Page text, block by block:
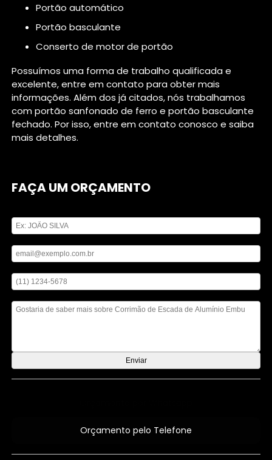
portão automático
portão basculante
conserto de motor de portão
Possuímos uma forma de trabalho qualificada e
excelente, entre em contato para obter mais
informações. Além dos já citados, nós trabalhamos
com portão sanfonado de ferro e portão basculante
fechado. Por isso, entre em contato conosco e saiba
mais detalhes.
FAÇA UM ORÇAMENTO
Orçamento pelo Telefone